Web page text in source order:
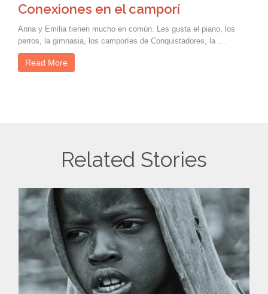
Conexiones en el camporí
Anna y Emilia tienen mucho en común. Les gusta el piano, los
perros, la gimnasia, los camporíes de Conquistadores, la …
Read More
Related Stories